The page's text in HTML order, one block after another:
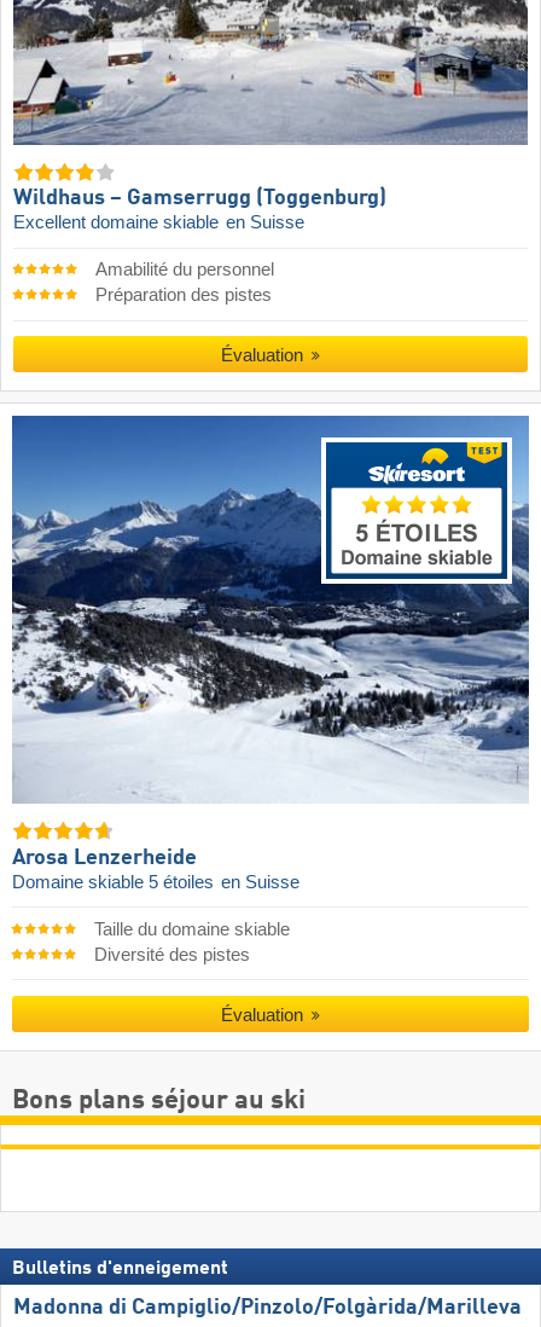
Wildhaus – Gamserrugg (Toggenburg)
Excellent domaine skiable en Suisse
Amabilité du personnel
Préparation des pistes
Évaluation
Arosa Lenzerheide
Domaine skiable 5 étoiles en Suisse
Taille du domaine skiable
Diversité des pistes
Évaluation
Bons plans séjour au ski
Bulletins d'enneigement
Madonna di Campiglio/​Pinzolo/​Folgàrida/​Marilleva